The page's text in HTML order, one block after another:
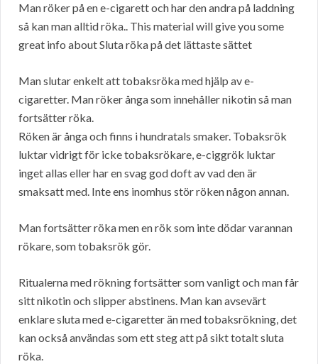
Man röker på en e-cigarett och har den andra på laddning
så kan man alltid röka.. This material will give you some
great info about Sluta röka på det lättaste sättet
Man slutar enkelt att tobaksröka med hjälp av e-
cigaretter. Man röker ånga som innehåller nikotin så man
fortsätter röka.
Röken är ånga och finns i hundratals smaker. Tobaksrök
luktar vidrigt för icke tobaksrökare, e-ciggrök luktar
inget allas eller har en svag god doft av vad den är
smaksatt med. Inte ens inomhus stör röken någon annan.
Man fortsätter röka men en rök som inte dödar varannan
rökare, som tobaksrök gör.
Ritualerna med rökning fortsätter som vanligt och man får
sitt nikotin och slipper abstinens. Man kan avsevärt
enklare sluta med e-cigaretter än med tobaksrökning, det
kan också användas som ett steg att på sikt totalt sluta
röka.